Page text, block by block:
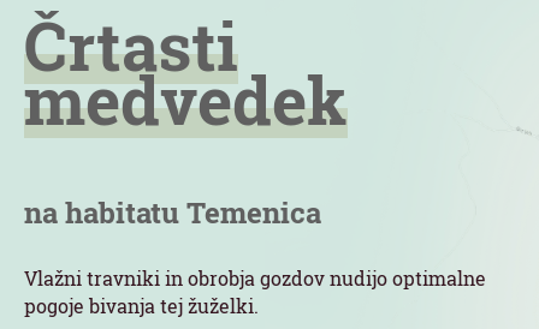
Črtasti
medvedek
na habitatu Temenica
Vlažni travniki in obrobja gozdov nudijo optimalne
pogoje bivanja tej žuželki.